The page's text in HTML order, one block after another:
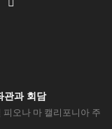
관과 회담
피오나 마 캘리포니아 주